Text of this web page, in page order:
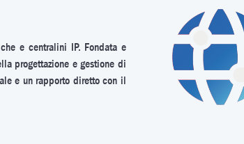
e centralini IP. Fondata e
progettazione e gestione di
e un rapporto diretto con il